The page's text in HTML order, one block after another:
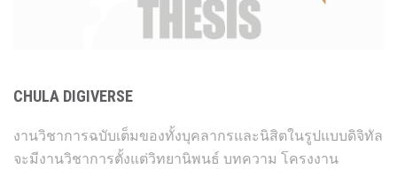
CHULA DIGIVERSE
งานวิชาการฉบับเต็มของทั้งบุคลากรและนิสิตในรูปแบบดิจิทัล
จะมีงานวิชาการตั้งแต่วิทยานิพนธ์ บทความ โครงงาน